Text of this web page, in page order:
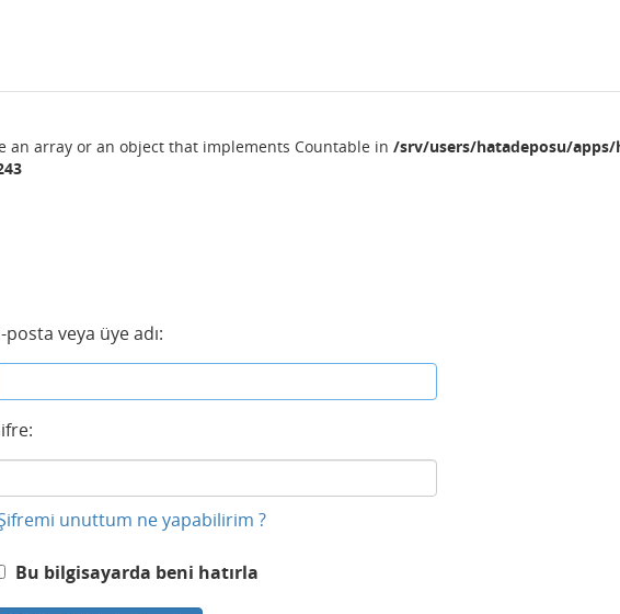
an array or an object that implements Countable in /srv/users/hatadeposu/
posta veya üye adı:
unuttum ne yapabilirim ?
Bu bilgisayarda beni hatırla